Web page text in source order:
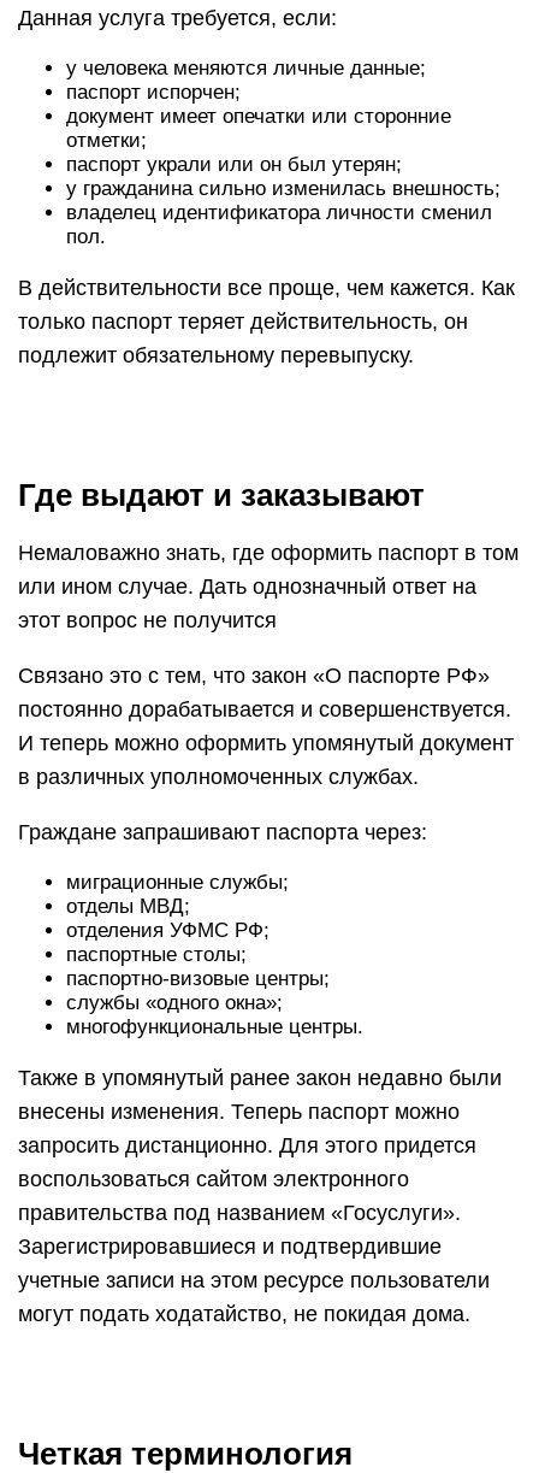
Данная услуга требуется, если:
у человека меняются личные данные;
паспорт испорчен;
документ имеет опечатки или сторонние
отметки;
паспорт украли или он был утерян;
у гражданина сильно изменилась внешность;
владелец идентификатора личности сменил
пол.
В действительности все проще, чем кажется. Как
только паспорт теряет действительность, он
подлежит обязательному перевыпуску.
Где выдают и заказывают
Немаловажно знать, где оформить паспорт в том
или ином случае. Дать однозначный ответ на
этот вопрос не получится
Связано это с тем, что закон «О паспорте РФ»
постоянно дорабатывается и совершенствуется.
И теперь можно оформить упомянутый документ
в различных уполномоченных службах.
Граждане запрашивают паспорта через:
миграционные службы;
отделы МВД;
отделения УФМС РФ;
паспортные столы;
паспортно-визовые центры;
службы «одного окна»;
многофункциональные центры.
Также в упомянутый ранее закон недавно были
внесены изменения. Теперь паспорт можно
запросить дистанционно. Для этого придется
воспользоваться сайтом электронного
правительства под названием «Госуслуги».
Зарегистрировавшиеся и подтвердившие
учетные записи на этом ресурсе пользователи
могут подать ходатайство, не покидая дома.
Четкая терминология